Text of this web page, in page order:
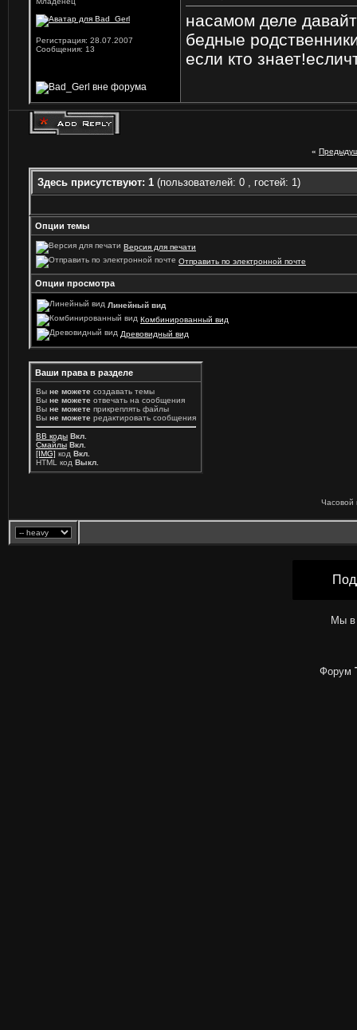
Регистрация: 28.07.2007
Сообщения: 13
насамом деле
бедные
если кто
«
Здесь присутствуют: 1 (пользователей: 0 , гостей: 1)
Опции темы
Версия для печати
Отправить по электронной почте
Опции просмотра
Линейный вид
Комбинированный вид
Древовидный вид
Ваши права в разделе
Вы не можете создавать темы
Вы не можете отвечать на сообщения
Вы не можете прикреплять файлы
Вы не можете редактировать сообщения
BB коды Вкл.
Смайлы Вкл.
[IMG] код Вкл.
HTML код Выкл.
Часовой
Мы в
Форум